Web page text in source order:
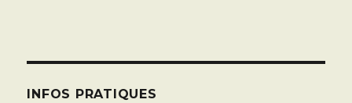
INFOS PRATIQUES